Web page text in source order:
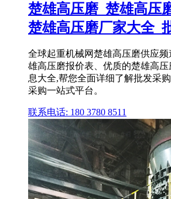
楚雄高压磨_楚雄高压
楚雄高压磨厂家大全_
全球起重机械网楚雄高压磨供应
雄高压磨报价表、优质的楚雄高
息大全,帮您全面详细了解批发采
采购一站式平台。
联系电话: 180 3780 8511